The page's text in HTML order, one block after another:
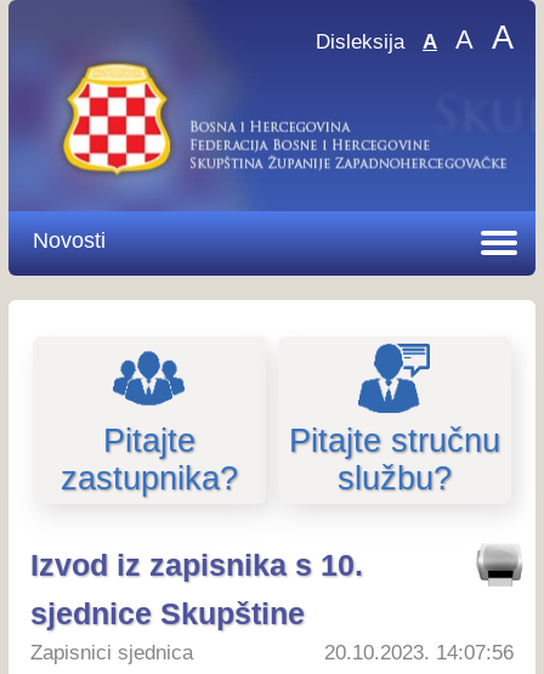
Disleksija A A A
Novosti
Pitajte
zastupnika?
Pitajte stručnu
službu?
Izvod iz zapisnika s 10.
sjednice Skupštine
Zapisnici sjednica 20.10.2023. 14:07:56